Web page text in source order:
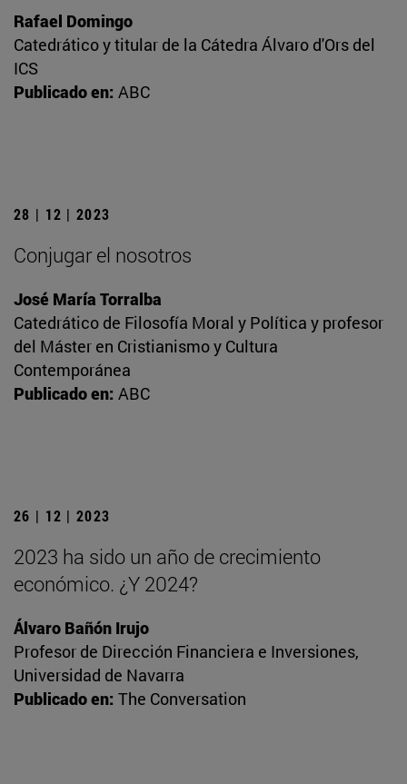
Rafael Domingo
Catedrático y titular de la Cátedra Álvaro d'Ors del
ICS
Publicado en: ABC
28 | 12 | 2023
Conjugar el nosotros
José María Torralba
Catedrático de Filosofía Moral y Política y profesor
del Máster en Cristianismo y Cultura
Contemporánea
Publicado en: ABC
26 | 12 | 2023
2023 ha sido un año de crecimiento
económico. ¿Y 2024?
Álvaro Bañón Irujo
Profesor de Dirección Financiera e Inversiones,
Universidad de Navarra
Publicado en: The Conversation